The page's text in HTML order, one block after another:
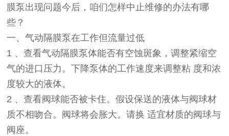
膜泵出现问题今后，咱们怎样中止维修的办法有哪
些？
一、气动隔膜泵在工作但流量过低
1 、查看气动隔膜泵体能否有空蚀斑象，调整紧缩空
气的进口压力。下降泵体的工作速度来调整粘 度和浓
度较大的液体。
2 、查看阀球能否被卡住。假设保送的液体与阀球材
质不相吻合。阀球将会胀大。请换 适宜材质的阀球与
阀座。